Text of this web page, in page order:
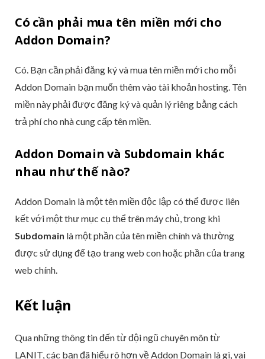
Có cần phải mua tên miền mới cho
Addon Domain?
Có. Bạn cần phải đăng ký và mua tên miền mới cho mỗi
Addon Domain bạn muốn thêm vào tài khoản hosting. Tên
miền này phải được đăng ký và quản lý riêng bằng cách
trả phí cho nhà cung cấp tên miền.
Addon Domain và Subdomain khác
nhau như thế nào?
Addon Domain là một tên miền độc lập có thể được liên
kết với một thư mục cụ thể trên máy chủ, trong khi
Subdomain là một phần của tên miền chính và thường
được sử dụng để tạo trang web con hoặc phần của trang
web chính.
Kết luận
Qua những thông tin đến từ đội ngũ chuyên môn từ
LANIT, các bạn đã hiểu rõ hơn về Addon Domain là gì, vai